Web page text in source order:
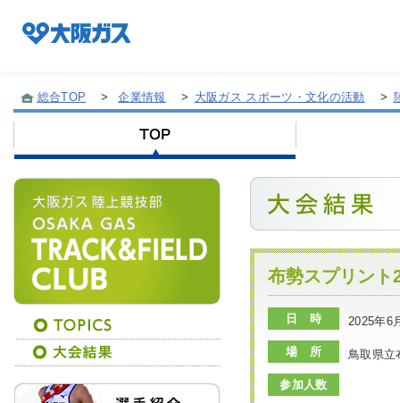
企業/グループについて
社会貢献
技術開発
サステナビリティ
総合TOP > 企業情報 > 大阪ガス スポーツ・文化の活動 >
布勢スプリント
日 時 2025年6
場 所 鳥取県立
参加人数